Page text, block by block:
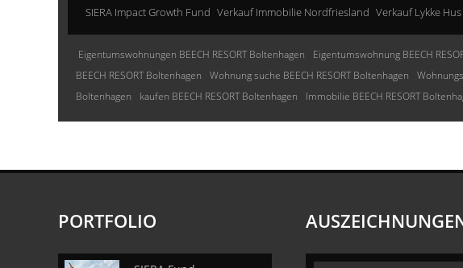
SIERA Impact Growth Fund Verkauf Immobilie Nordfriesland Verkauf Lykke
Eigentumswohnungen BEECH RESORT Boltenhagen Eigentumswohnung BEECH
BEECH RESORT Boltenhagen
Wohnung suche BEECH RESORT Boltenhagen
Boltenhagen
kaufen BEECH RESORT Boltenhagen Immobilie BEECH RESORT
PORTFOLIO